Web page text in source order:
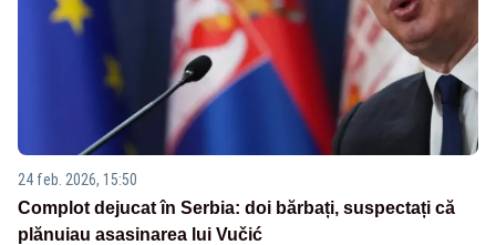
24 feb. 2026, 15:50
Complot dejucat în Serbia: doi bărbați, suspectați că
plănuiau asasinarea lui Vučić